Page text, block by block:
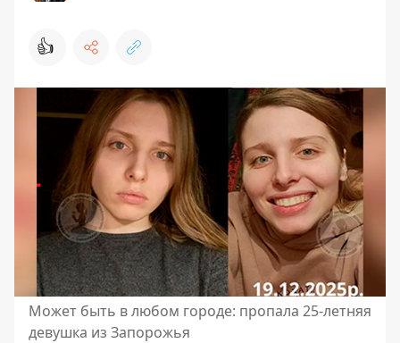
👍
Может быть в любом городе: пропала 25-летняя
девушка из Запорожья